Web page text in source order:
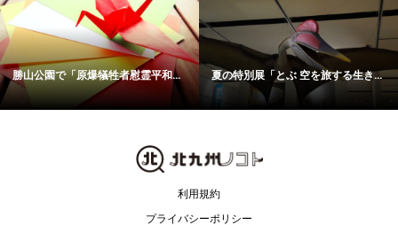
勝山公園で「原爆犠牲者慰霊平和... 夏の特別展「とぶ 空を旅する生き...
利用規約
プライバシーポリシー